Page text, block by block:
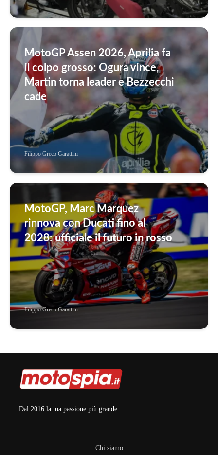
MotoGP Assen 2026, Aprilia fa
il colpo grosso: Ogura vince,
Martin torna leader e Bezzecchi
cade
Filippo Greco Garattini
MotoGP, Marc Marquez
rinnova con Ducati fino al
2028: ufficiale il futuro in rosso
Filippo Greco Garattini
Dal 2016 la tua passione più grande
Chi siamo